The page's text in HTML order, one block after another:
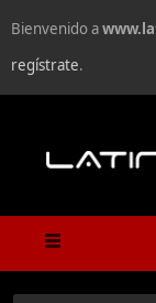
Bienvenido a
regístrate.